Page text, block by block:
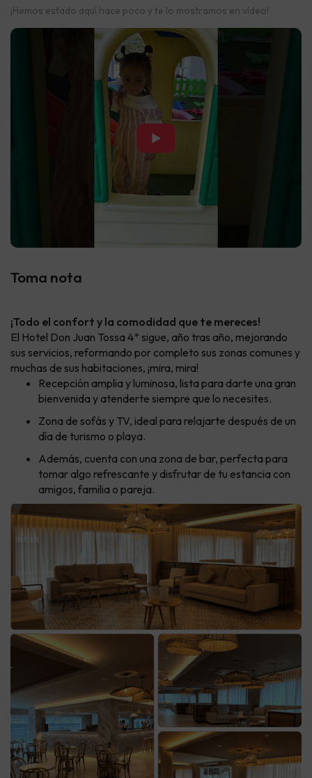
¡Hemos estado aquí hace poco y te lo mostramos en vídeo!
▶
Toma nota
¡Todo el confort y la comodidad que te mereces!
El Hotel Don Juan Tossa 4* sigue, año tras año, mejorando
sus servicios, reformando por completo sus zonas comunes y
muchas de sus habitaciones, ¡mira, mira!
Recepción amplia y luminosa, lista para darte una gran
bienvenida y atenderte siempre que lo necesites.
Zona de sofás y TV, ideal para relajarte después de un
día de turismo o playa.
Además, cuenta con una zona de bar, perfecta para
tomar algo refrescante y disfrutar de tu estancia con
amigos, familia o pareja.